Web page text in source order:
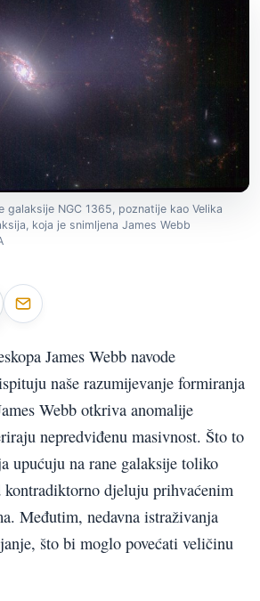
galaksije NGC 1365, poznatije kao Velika
koja je snimljena James Webb
James Webb navode
naše razumijevanje formiranja
Webb otkriva anomalije
nepredviđenu masivnost. Što to
upućuju na rane galaksije toliko
kontradiktorno djeluju prihvaćenim
Međutim, nedavna istraživanja
što bi moglo povećati veličinu